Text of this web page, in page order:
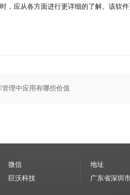
，应从各方面进行更详细的了解。该软
管理中应用有哪些价值
微信
巨沃科技
地址
广东省深圳